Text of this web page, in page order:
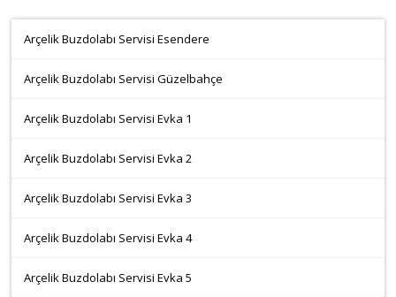
Arçelik Buzdolabı Servisi Esendere
Arçelik Buzdolabı Servisi Güzelbahçe
Arçelik Buzdolabı Servisi Evka 1
Arçelik Buzdolabı Servisi Evka 2
Arçelik Buzdolabı Servisi Evka 3
Arçelik Buzdolabı Servisi Evka 4
Arçelik Buzdolabı Servisi Evka 5